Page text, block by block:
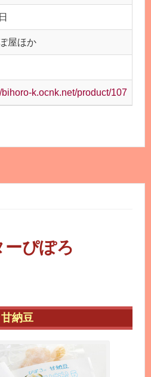
屋ほか
bihoro-k.ocnk.net/product/107
ーぴぽろ
甘納豆